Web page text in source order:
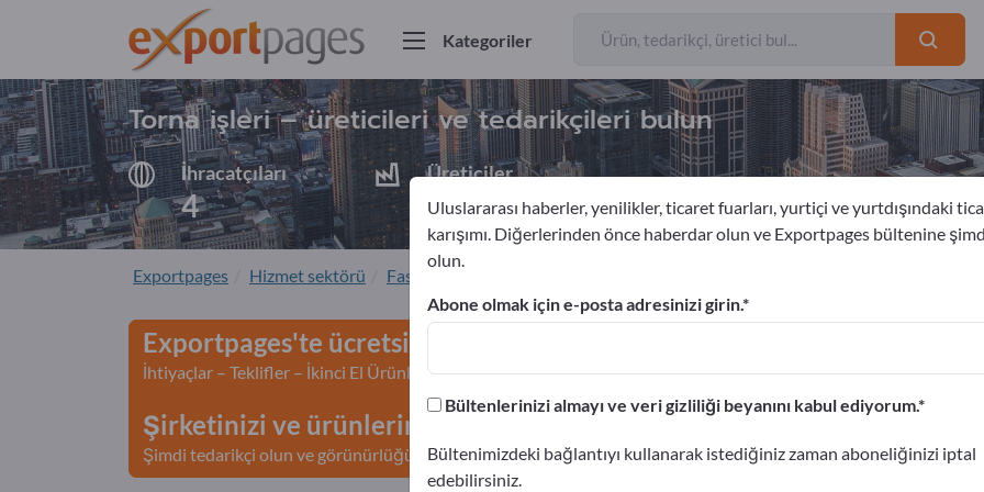
Kategoriler
Torna işleri – üreticileri ve tedarikçileri bulun
İhracatçıları
4
Üreticiler
4
Exportpages Hizmet sektörü Fason üretim
Exportpages'te ücretsiz reklam verin!
İhtiyaçlar – Teklifler – İkinci El Ürünler – İş İletişim Bilgileri >> buradan başlayın
Şirketinizi ve ürünlerinizi Exportpages'te yayınlayın.
Şimdi tedarikçi olun ve görünürlüğünüzü artırın>> burada yayınlayın
Uluslararası haberler, yenilikler, ticaret fuarları, yurtiçi ve yurtdışındaki
karışımı. Diğerlerinden önce haberdar olun ve Exportpages bültenine
olun.
Abone olmak için e-posta adresinizi girin.
Bültenlerinizi almayı ve veri gizliliği beyanını kabul ediyorum.
Bültenimizdeki bağlantıyı kullanarak istediğiniz zaman aboneliğinizi iptal
edebilirsiniz.